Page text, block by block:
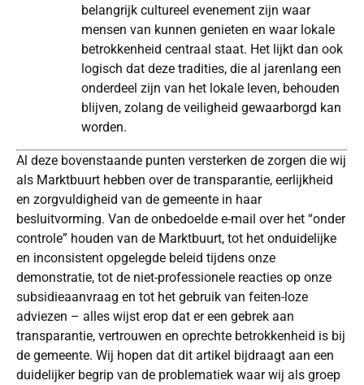
belangrijk cultureel evenement zijn waar
mensen van kunnen genieten en waar lokale
betrokkenheid centraal staat. Het lijkt dan ook
logisch dat deze tradities, die al jarenlang een
onderdeel zijn van het lokale leven, behouden
blijven, zolang de veiligheid gewaarborgd kan
worden.
Al deze bovenstaande punten versterken de zorgen die wij
als Marktbuurt hebben over de transparantie, eerlijkheid
en zorgvuldigheid van de gemeente in haar
besluitvorming. Van de onbedoelde e-mail over het “onder
controle” houden van de Marktbuurt, tot het onduidelijke
en inconsistent opgelegde beleid tijdens onze
demonstratie, tot de niet-professionele reacties op onze
subsidieaanvraag en tot het gebruik van feiten-loze
adviezen – alles wijst erop dat er een gebrek aan
transparantie, vertrouwen en oprechte betrokkenheid is bij
de gemeente. Wij hopen dat dit artikel bijdraagt aan een
duidelijker begrip van de problematiek waar wij als groep